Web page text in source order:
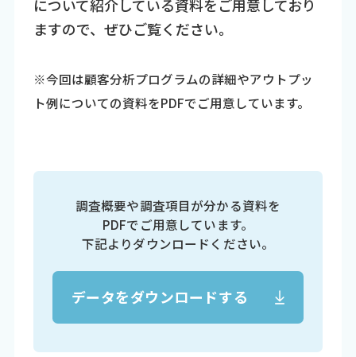
について紹介している資料をご用意しており
ますので、ぜひご覧ください。
※今回は顧客分析プログラムの詳細やアウトプッ
ト例についての資料をPDFでご用意しています。
調査概要や調査項目が分かる資料を
PDFでご用意しています。
下記よりダウンロードください。
データをダウンロードする